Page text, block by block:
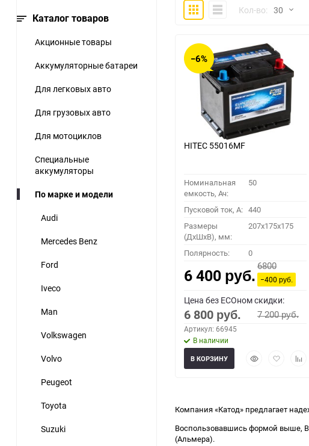
Каталог товаров
Акционные товары
Аккумуляторные батареи
Для легковых авто
Для грузовых авто
Для мотоциклов
Специальные
аккумуляторы
По марке и модели
Audi
Mercedes Benz
Ford
Iveco
Man
Volkswagen
Volvo
Peugeot
Toyota
Suzuki
ПлиткаКомпактноКол-во: 30
30
60
90
150
−6%
HITEC 55016MF
Номинальная
емкость, Ач:
50
Пусковой ток, A: 440
Размеры
(ДхШхВ), мм:
207x175x175
Полярность: 0
6 400 руб.
6800
−400руб.
Цена без ECOном скидки:
6 800 руб. 7 200руб.
Артикул: 66945
В наличии
БыстрыйДобавить
В КОРЗИНУ
Компания «Катод» предлагает
Воспользовавшись формой выше,
(Альмера).